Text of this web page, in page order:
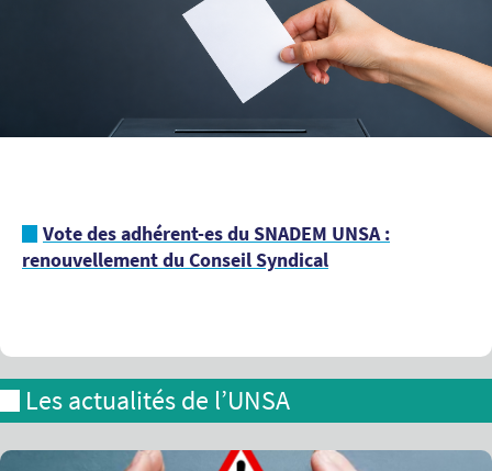
Vote des adhérent-es du SNADEM UNSA :
renouvellement du Conseil Syndical
Les actualités de l’UNSA